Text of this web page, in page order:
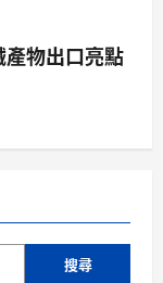
產物出口亮點
搜尋